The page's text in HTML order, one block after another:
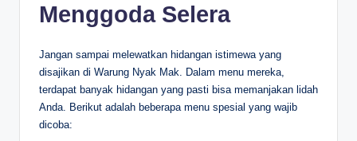
Menggoda Selera
Jangan sampai melewatkan hidangan istimewa yang
disajikan di Warung Nyak Mak. Dalam menu mereka,
terdapat banyak hidangan yang pasti bisa memanjakan lidah
Anda. Berikut adalah beberapa menu spesial yang wajib
dicoba: